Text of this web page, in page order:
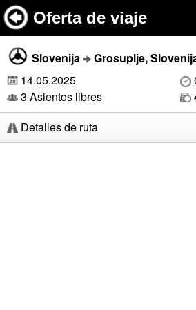
Oferta de viaje
Slovenija
Grosuplje,
14.05.2025
3 Asientos libres
Detalles de ruta